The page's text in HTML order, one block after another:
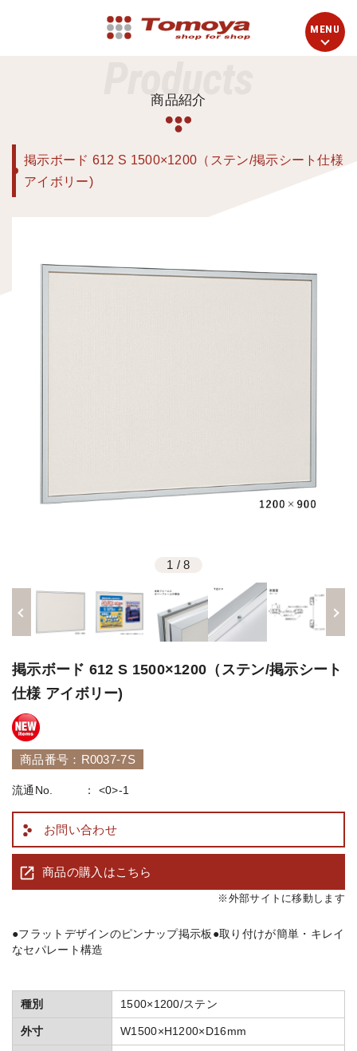
Products
商品紹介
掲示ボード 612 S 1500×1200（ステン/掲示シート仕様
アイボリー)
1 /8
掲示ボード 612 S 1500×1200（ステン/掲示シート
仕様 アイボリー)
商品番号：R0037-7S
流通No. <0>-1
お問い合わせ
商品の購入はこちら
※外部サイトに移動します
●フラットデザインのピンナップ掲示板 ●取り付けが簡単・キレイ
なセパレート構造
種別 1500×1200/ステン
外寸 W1500×H1200×D16mm